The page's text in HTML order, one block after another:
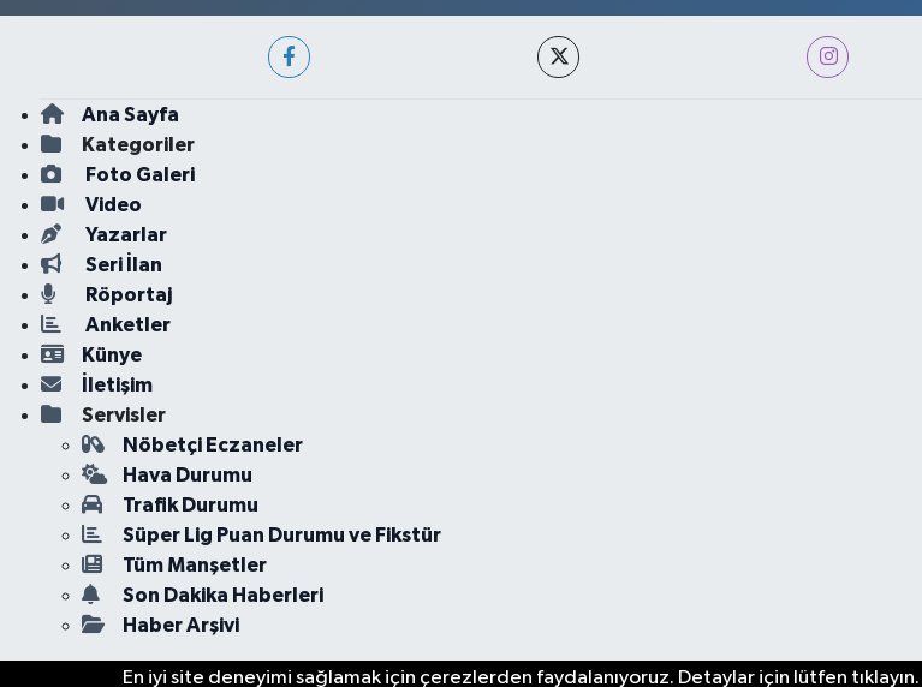
Ana Sayfa
Kategoriler
Foto Galeri
Video
Yazarlar
Seri İlan
Röportaj
Anketler
Künye
İletişim
Servisler
Nöbetçi Eczaneler
Hava Durumu
Trafik Durumu
Süper Lig Puan Durumu ve Fikstür
Tüm Manşetler
Son Dakika Haberleri
Haber Arşivi
En iyi site deneyimi sağlamak için çerezlerden faydalanıyoruz. Detaylar için lütfen tıklayın.